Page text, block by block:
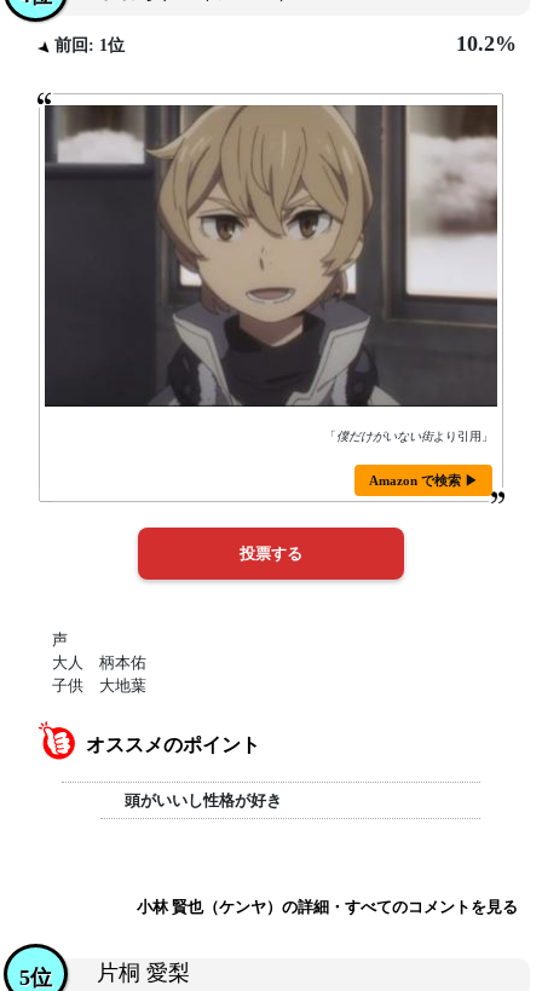
前回: 1位 10.2%
「僕だけがいない街より引用」
Amazon で検索 ▶
声
大人 柄本佑
子供 大地葉
オススメのポイント
頭がいいし性格が好き
小林 賢也（ケンヤ）の詳細・すべてのコメントを見る
片桐 愛梨
5位